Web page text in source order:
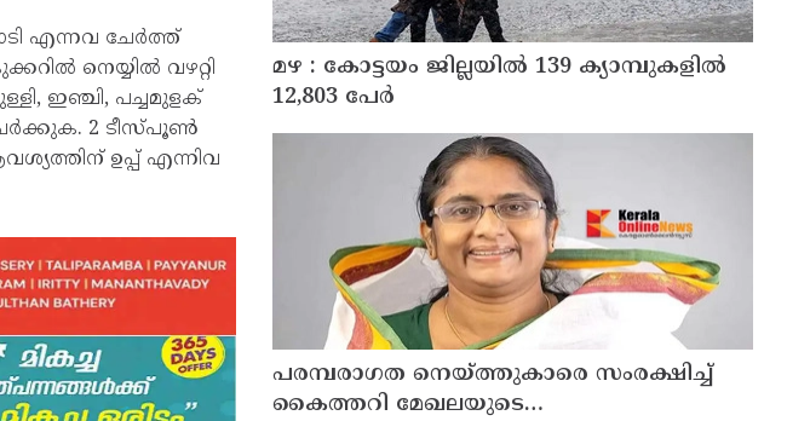
എന്നവ ചേർത്ത്
നെയ്യില്‍ വഴറ്റി
ഇഞ്ചി, പച്ചമുളക്
ചേര്‍ക്കുക. 2 ടീസ്പൂണ്‍
ഉപ്പ് എന്നിവ
മഴ : കോട്ടയം ജില്ലയിൽ 139 ക്യാമ്പുകളിൽ
12,803 പേര്‍
പരമ്പരാഗത നെയ്ത്തുകാരെ സംരക്ഷിച്ച്
കൈത്തറി മേഖലയുടെ